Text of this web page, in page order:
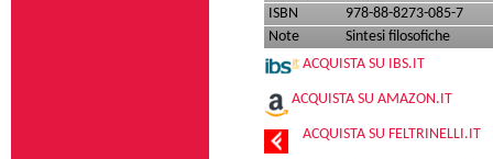
ISBN
978-88-8273-085-7
Note
Sintesi filosofiche
ACQUISTA SU IBS.IT
ACQUISTA SU AMAZON.IT
ACQUISTA SU FELTRINELLI.IT